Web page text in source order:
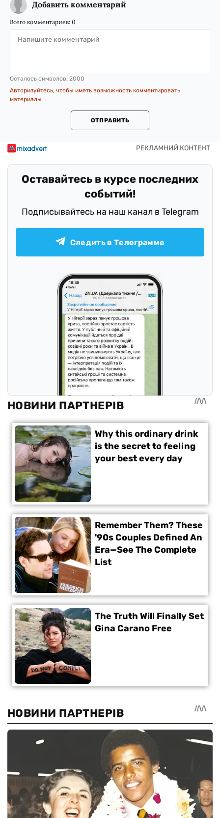
Добавить комментарий
Всего комментариев: 0
Осталось символов: 2000
Авторизуйтесь, чтобы иметь возможность комментировать
материалы
ОТПРАВИТЬ
Оставайтесь в курсе последних
событий!
Подписывайтесь на наш канал в Telegram
Следить в Телеграмме